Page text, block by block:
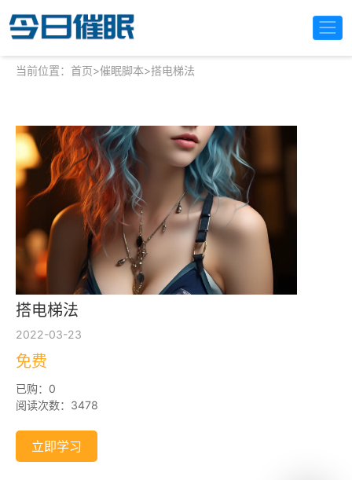
当前位置： 首页>催眠脚本>搭电梯法
搭电梯法
2022-03-23
免费
已购：0
阅读次数：3478
立即学习